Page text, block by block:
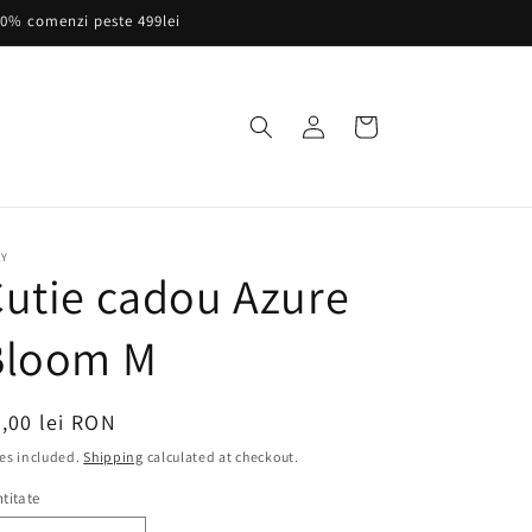
comenzi peste 499lei
in
Cart
cadou Azure
M
lei RON
included.Shipping calculated at checkout.